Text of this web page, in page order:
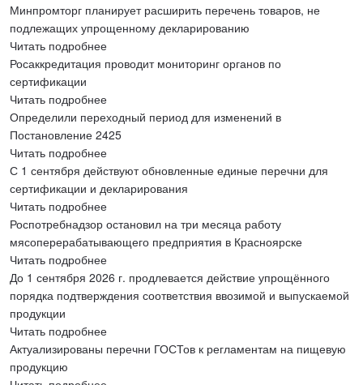
Минпромторг планирует расширить перечень товаров, не
подлежащих упрощенному декларированию
Читать подробнее
Росаккредитация проводит мониторинг органов по
сертификации
Читать подробнее
Определили переходный период для изменений в
Постановление 2425
Читать подробнее
С 1 сентября действуют обновленные единые перечни для
сертификации и декларирования
Читать подробнее
Роспотребнадзор остановил на три месяца работу
мясоперерабатывающего предприятия в Красноярске
Читать подробнее
До 1 сентября 2026 г. продлевается действие упрощённого
порядка подтверждения соответствия ввозимой и выпускаемой
продукции
Читать подробнее
Актуализированы перечни ГОСТов к регламентам на пищевую
продукцию